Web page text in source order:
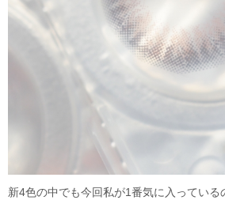
新4色の中でも今回私が1番気に入っている